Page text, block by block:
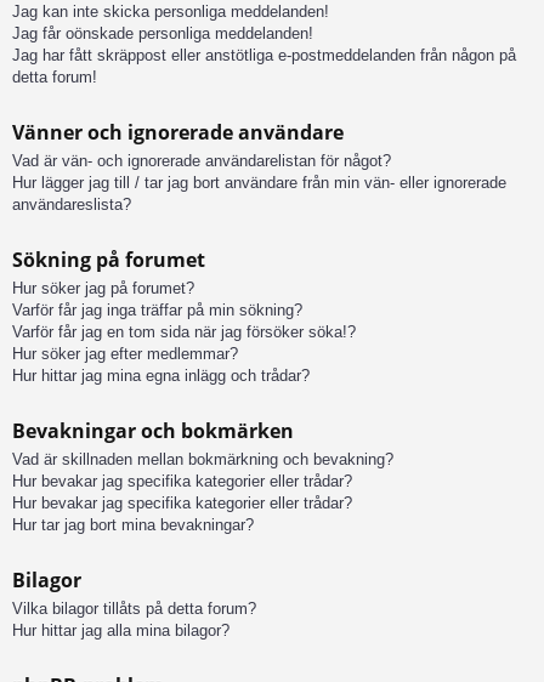
Jag kan inte skicka personliga meddelanden!
Jag får oönskade personliga meddelanden!
Jag har fått skräppost eller anstötliga e-postmeddelanden från någon på
detta forum!
Vänner och ignorerade användare
Vad är vän- och ignorerade användarelistan för något?
Hur lägger jag till / tar jag bort användare från min vän- eller ignorerade
användareslista?
Sökning på forumet
Hur söker jag på forumet?
Varför får jag inga träffar på min sökning?
Varför får jag en tom sida när jag försöker söka!?
Hur söker jag efter medlemmar?
Hur hittar jag mina egna inlägg och trådar?
Bevakningar och bokmärken
Vad är skillnaden mellan bokmärkning och bevakning?
Hur bevakar jag specifika kategorier eller trådar?
Hur bevakar jag specifika kategorier eller trådar?
Hur tar jag bort mina bevakningar?
Bilagor
Vilka bilagor tillåts på detta forum?
Hur hittar jag alla mina bilagor?